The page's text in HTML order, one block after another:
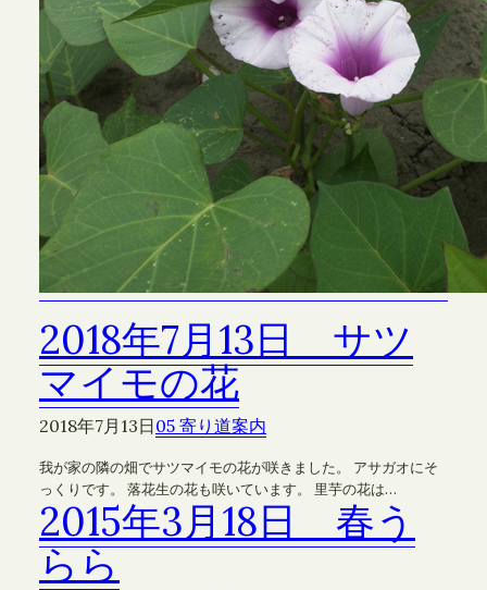
2018年7月13日 サツ
マイモの花
2018年7月13日05 寄り道案内
我が家の隣の畑でサツマイモの花が咲きました。 アサガオにそ
っくりです。 落花生の花も咲いています。 里芋の花は…
2015年3月18日 春う
らら